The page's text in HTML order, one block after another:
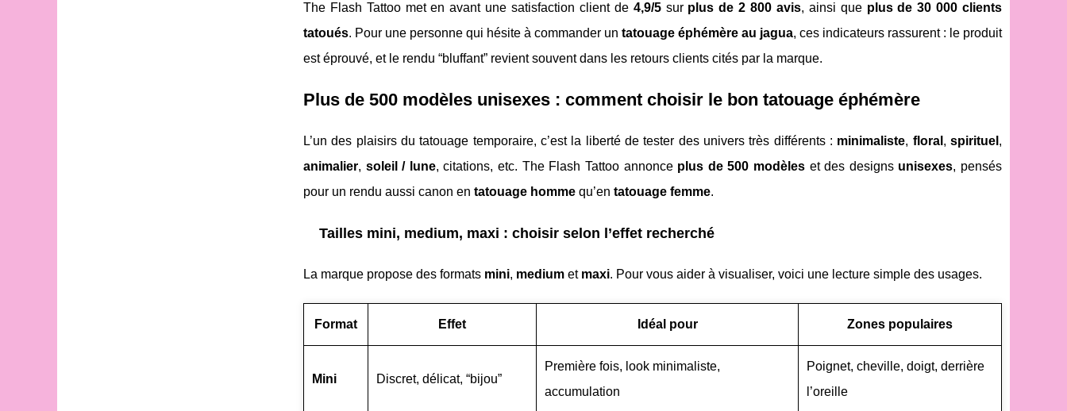
The Flash Tattoo met en avant une satisfaction client de 4,9/5sur plus de 2 800 avis, ainsi que plus de 30 000 clients
tatoués. Pour une personne qui hésite à commander un tatouage éphémère au jagua, ces indicateurs rassurent : le produit
est éprouvé, et le rendu “bluffant” revient souvent dans les retours clients cités par la marque.
Plus de 500 modèles unisexes : comment choisir le bon tatouage éphémère
L’un des plaisirs du tatouage temporaire, c’est la liberté de tester des univers très différents : minimaliste, floral ,spirituel ,
animalier, soleil / lune, citations, etc. The Flash Tattoo annonce plus de 500 modèleset des designs unisexes, pensés
pour un rendu aussi canon en tatouage homme qu’en tatouage femme.
Tailles mini, medium, maxi : choisir selon l’effet recherché
La marque propose des formats mini, medium et maxi. Pour vous aider à visualiser, voici une lecture simple des usages.
Format Effet Idéal pour Zones populaires
Mini Discret, délicat, “bijou”
Première fois, look minimaliste,
accumulation
Poignet, cheville, doigt, derrière
l’oreille